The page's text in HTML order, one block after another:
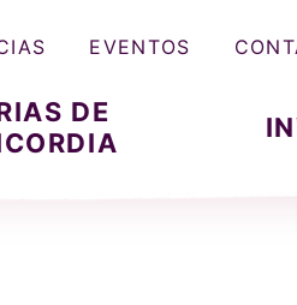
DE
EVENTOS